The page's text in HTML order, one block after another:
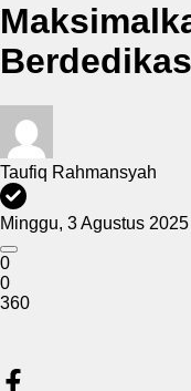
Taufiq Rahmansyah
Minggu, 3 Agustus
0
0
360